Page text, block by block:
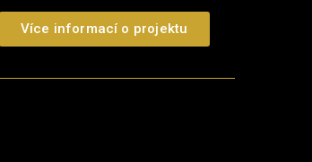
Více informací o projektu